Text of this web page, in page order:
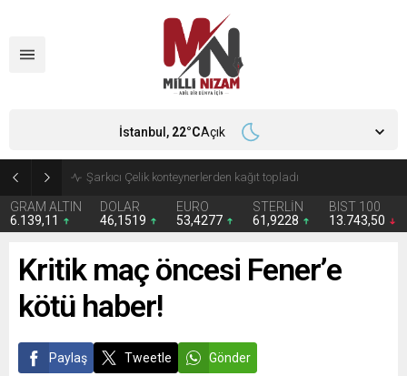
İran 2 ülkeyi birden vurdu
GRAM ALTIN
6.139,11
DOLAR
46,1519
EURO
53,4277
STERLİN
61,9228
BIST 100
13.743,50
İstanbul, 22°CAçık
Kritik maç öncesi Fener’e
kötü haber!
Paylaş Tweetle Gönder